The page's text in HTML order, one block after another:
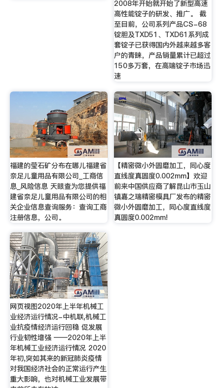
2008年开始就开始了新型高速
高性能锭子的研发、推广。 截
至目前，公司系列产品CS-68
锭胆及TXD51、TXD61系列成
套锭子已获得国内外越来越多客
户的青睐，产品销量累计已超过
150多万套，在高端锭子市场迅
速
福建的莹石矿分布在哪儿福建省
奈足儿童用品有限公司_工商信
息_风险信息 天眼查为您提供福
建省奈足儿童用品有限公司的相
关企业信息查询服务：查询工商
注册信息，公司。
【精密微小外圆磨加工，同心度
直线度真圆度0.002mm】欢迎
前来中国供应商了解昆山市玉山
镇嘉之瑞精密模具厂发布的精密
微小外圆磨加工，同心度直线度
真圆度0.002mm!
网页视图2020年上半年机械工
业经济运行情况-中机联,机械工
业抗疫情经济运行回稳 促发展
行业韧性增强 ——2020年上半
年机械工业经济运行情况 2020
年初,突如其来的新冠肺炎疫情
对我国经济社会的正常运行产生
重大影响，也对机械工业发展带